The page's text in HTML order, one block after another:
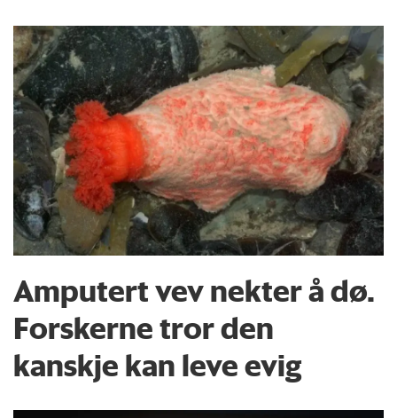
Amputert vev nekter å dø.
Forskerne tror den
kanskje kan leve evig